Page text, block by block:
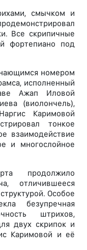
смычком и
Все скрипичные
фортепиано под
номером
исполненный
Ажап Иловой
(виолончель),
Каримовой
тонкое
взаимодействие
и многослойное
продолжило
отличившееся
Особое
безупречная
штрихов,
двух скрипок и
Каримовой и её